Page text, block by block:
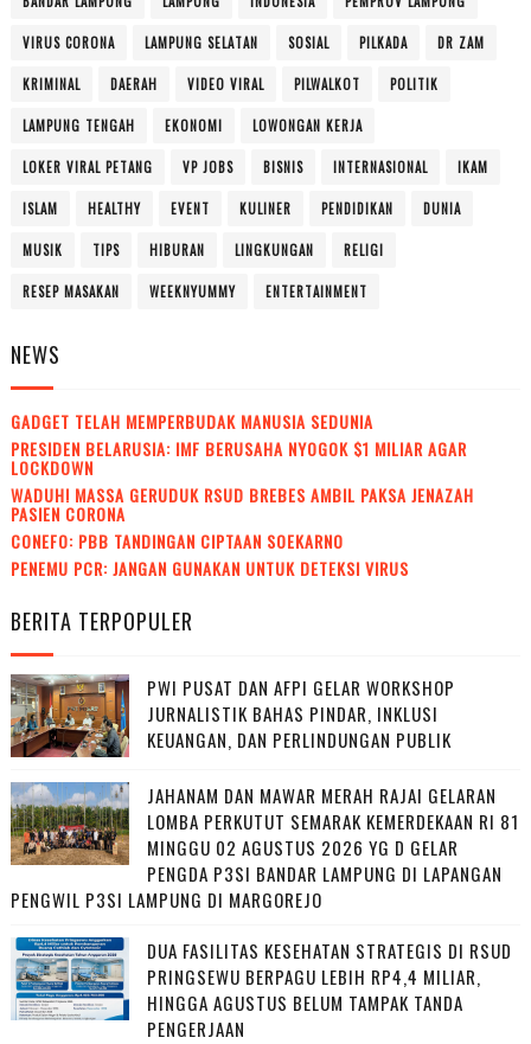
VIRUS CORONA LAMPUNG SELATAN SOSIAL PILKADA DR ZAM
KRIMINAL DAERAH VIDEO VIRAL PILWALKOT POLITIK
LAMPUNG TENGAH EKONOMI LOWONGAN KERJA
LOKER VIRAL PETANG VP JOBS BISNIS INTERNASIONAL IKAM
ISLAM HEALTHY EVENT KULINER PENDIDIKAN DUNIA
MUSIK TIPS HIBURAN LINGKUNGAN RELIGI
RESEP MASAKAN WEEKNYUMMY ENTERTAINMENT
NEWS
GADGET TELAH MEMPERBUDAK MANUSIA SEDUNIA
PRESIDEN BELARUSIA: IMF BERUSAHA NYOGOK $1 MILIAR AGAR
LOCKDOWN
WADUH! MASSA GERUDUK RSUD BREBES AMBIL PAKSA JENAZAH
PASIEN CORONA
CONEFO: PBB TANDINGAN CIPTAAN SOEKARNO
PENEMU PCR: JANGAN GUNAKAN UNTUK DETEKSI VIRUS
BERITA TERPOPULER
PWI PUSAT DAN AFPI GELAR WORKSHOP
JURNALISTIK BAHAS PINDAR, INKLUSI
KEUANGAN, DAN PERLINDUNGAN PUBLIK
JAHANAM DAN MAWAR MERAH RAJAI GELARAN
LOMBA PERKUTUT SEMARAK KEMERDEKAAN RI 81
MINGGU 02 AGUSTUS 2026 YG D GELAR
PENGDA P3SI BANDAR LAMPUNG DI LAPANGAN
PENGWIL P3SI LAMPUNG DI MARGOREJO
DUA FASILITAS KESEHATAN STRATEGIS DI RSUD
PRINGSEWU BERPAGU LEBIH RP4,4 MILIAR,
HINGGA AGUSTUS BELUM TAMPAK TANDA
PENGERJAAN